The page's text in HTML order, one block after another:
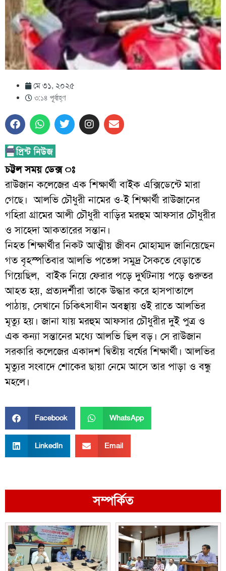
মে ৩১, ২০২৫
৩:১৪ পূর্বাহ্ণ
চট্টল সময় ডেক্স ঃ
রাউজান কলেজের এক শিক্ষার্থী বাইক এক্সিডেন্টে মারা
গেছে। আলভি চৌধুরী নামের ও-ই শিক্ষার্থী রাউজানের
গহিরা গ্রামের আলী চৌধুরী বাড়ির মরহুম আফসার চৌধুরীর
ও সাহেদা আকতারের সন্তান।
নিহত শিক্ষার্থীর নিকট আত্মীয় জীবন মোহাম্মদ জানিয়েছেন
গত বৃহস্পতিবার আলভি পতেঙ্গা সমুদ্র সৈকতে বেড়াতে
গিয়েছিল, বাইক নিয়ে ফেরার পড়ে দুর্ঘটনায় পড়ে গুরুতর
আহত হয়, প্রত্যদর্শীরা তাকে উদ্ধার করে হাসপাতালে
পাঠায়, সেখানে চিকিৎসাধীন অবস্থায় ওই রাতে আলভির
মৃত্যু হয়। জানা যায় মরহুম আফসার চৌধুরীর দুই পুত্র ও
এক কন্যা সন্তানের মধ্যে আলভি ছিল বড়। সে রাউজান
সরকারি কলেজের একাদশ দ্বিতীয় বর্ষের শিক্ষার্থী। আলভির
মৃত্যুর সংবাদে শোকের ছায়া নেমে আসে তার পাড়া ও বন্ধু
মহলে।
Facebook WhatsApp
LinkedIn Email
সম্পর্কিত